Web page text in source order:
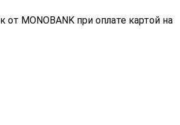
MONOBANK при оплате картой на